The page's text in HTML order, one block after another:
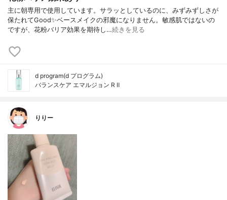
主に朝専用で使用しています。サラッとしているのに、みずみずしさが
保たれてGood✨ベースメイクの邪魔になりません。敏感肌ではないの
ですが、花粉バリア効果を期待し…続きを見る
d program(d プログラム)
バランスケア エマルジョン R Ⅱ
りりー